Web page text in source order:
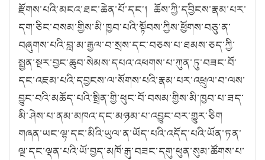
རྫོགས་པའི་མངའ་ཐང་ཆེན་པོ་དང༌། ཆོས་ཀྱི་དབྱིངས་རྣམ་པར་
དག་ཅིང་བསམ་གྱིས་མི་ཁྱབ་པའི་སྟོབས་ཀྱིས་ཕྱོགས་བཅུ་ན་
བཞུགས་པའི་བླ་མ་རྒྱལ་བ་སྲས་དང་བཅས་པ་ཐམས་ཅད་ཀྱི་
སྤྱན་སྔར་བྱང་ཆུབ་སེམས་དཔའ་འཕགས་པ་ཀུན་ཏུ་བཟང་བོ་
དང་འཇམ་པའི་དབྱངས་ལ་སོགས་པའི་རྣམ་པར་འཕྲུལ་བ་ལས་
བྱུང་བའི་མཆོད་པའི་སྤྲིན་གྱི་ཕུང་བོ་བསམ་གྱིས་མི་ཁྱབ་པ་ཟད་
མི་ཤེས་པ་ནམ་མཁའ་དང་མཉམ་པ་འབྱུང་བར་གྱུར་ཅིག
གཞན་ཡང་ལྷ་དང་མིའི་ཡུལ་ན་ཡོད་པའི་འདོད་པའི་ཡོན་ཏན་
ལྔ་དང་ལྡན་པའི་ཡོ་བྱད་མཁོ་རྒུ་བཟང་དགུ་ཕུན་སུམ་ཚོགས་པ་